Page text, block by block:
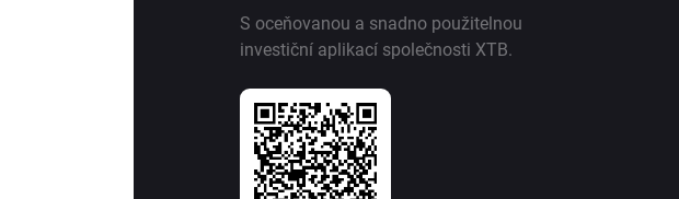
S oceňovanou a snadno použitelnou
investiční aplikací společnosti XTB.